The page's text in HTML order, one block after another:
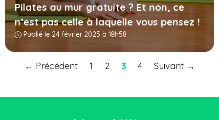
Pilates au mur gratuite ? Et non, ce
n’est pas celle à laquelle vous pensez !
Publié le 24 février 2025 à 18h58
← Précédent 1 2 3 4 Suivant →